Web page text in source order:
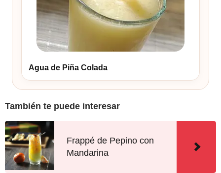
Agua de Piña Colada
También te puede interesar
Frappé de Pepino con
Mandarina